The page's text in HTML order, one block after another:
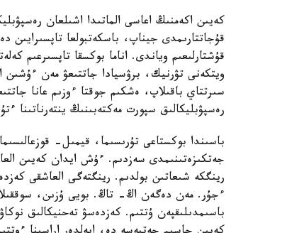
كەيىن اكەمنىڭ اعاسى الماتىدا اشىلعان
قۇجاتتارىمدى جيناپ، باسكەتبولعا
قۇشتارلىعىم وياندى. اناما بوكسقا تاپسىرعىم
ويتكەنى تۋرنيك، برۋسيادا جاتتىعۋ مەن
سىرتتاي باقىلاپ، ەشكىم جوقتا ءوزىم عانا
رەسپۋبليكالىق سپورت مەكتەبىنىڭ ينتەرناتىنا
باسىندا بوكستاعى تۇرىسىما، قيمىل-
رينگكە شىعاتىن بولدىم. رينگتەگى العاشقى
ءجۇر. مەن دەگەن اڭ- تاڭ. بويى ۇزىن،
باسىمدىلىقپەن ۇتتىم. كەزدەسۋ تەحنيكالىق